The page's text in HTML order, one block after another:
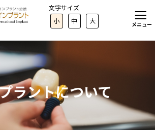
文字サイズ
小
中 大 メニュー
ラントについて